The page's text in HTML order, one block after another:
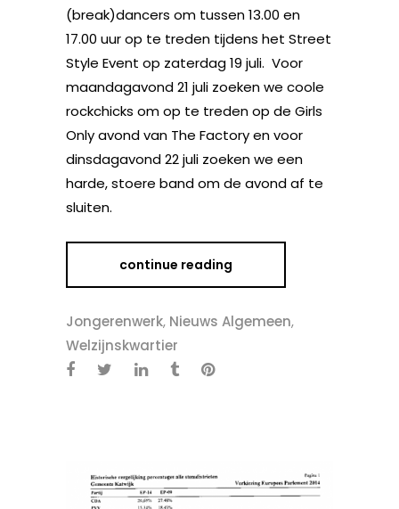
(break)dancers om tussen 13.00 en
17.00 uur op te treden tijdens het Street
Style Event op zaterdag 19 juli. Voor
maandagavond 21 juli zoeken we coole
rockchicks om op te treden op de Girls
Only avond van The Factory en voor
dinsdagavond 22 juli zoeken we een
harde, stoere band om de avond af te
sluiten.
continue reading
Jongerenwerk, Nieuws Algemeen,
Welzijnskwartier